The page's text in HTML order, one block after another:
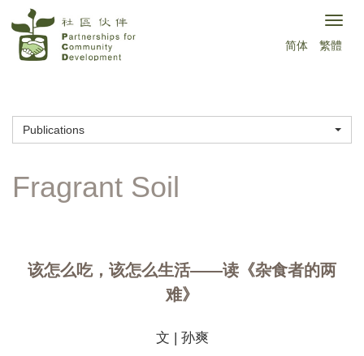
main
简体 繁體
Publications
该怎么吃，该怎么生活——读《杂食者的两
难》
文 | 孙爽